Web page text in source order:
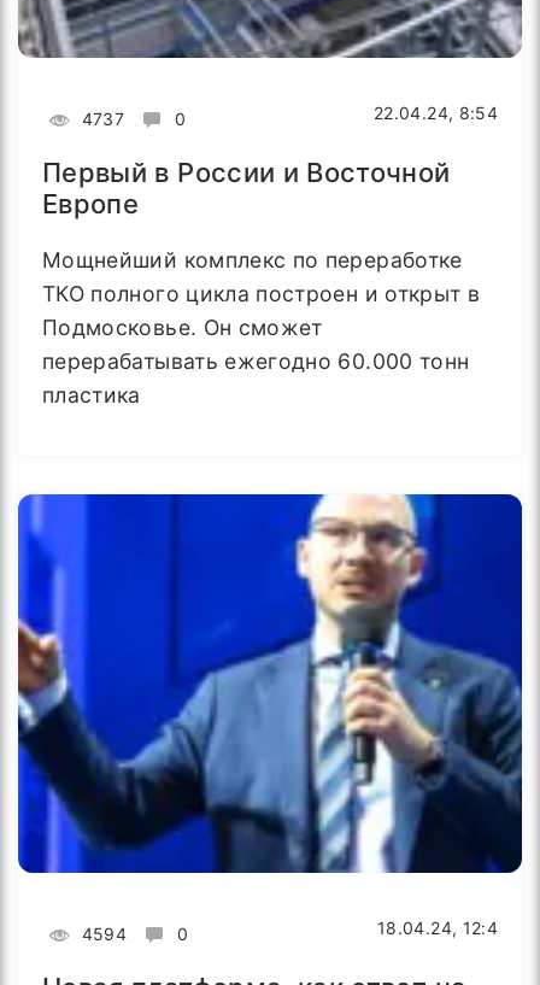
4737 0 22.04.24, 8:54
Первый в России и Восточной
Европе
Мощнейший комплекс по переработке
ТКО полного цикла построен и открыт в
Подмосковье. Он сможет
перерабатывать ежегодно 60.000 тонн
пластика
4594 0 18.04.24, 12:4